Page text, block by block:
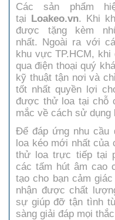
Các sản phẩm
tại Loakeo.vn. Khi
được tặng kèm
nhất. Ngoài ra với
khu vực TP.HCM, khi
qua điện thoại quý
kỹ thuật tận nơi và
tốt nhất quyền lợi
được thử loa tại chỗ
mắc về cách sử dụng
Để đáp ứng nhu cầu
loa kéo mới nhất của
thử loa trực tiếp tại
các tấm hút âm cao
tạo cho bạn cảm
nhận được chất
sự giúp đỡ tận tình
sàng giải đáp mọi